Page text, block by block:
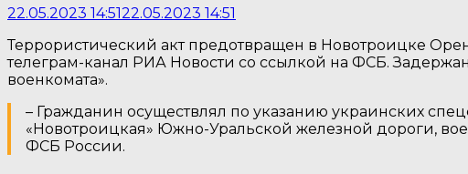
22.05.2023 14:5122.05.2023 14:51
Террористический акт предотвращен в Новотроицке
телеграм-канал РИА Новости со ссылкой на ФСБ.
военкомата».
– Гражданин осуществлял по указанию украинских
«Новотроицкая» Южно-Уральской железной дороги,
ФСБ России.